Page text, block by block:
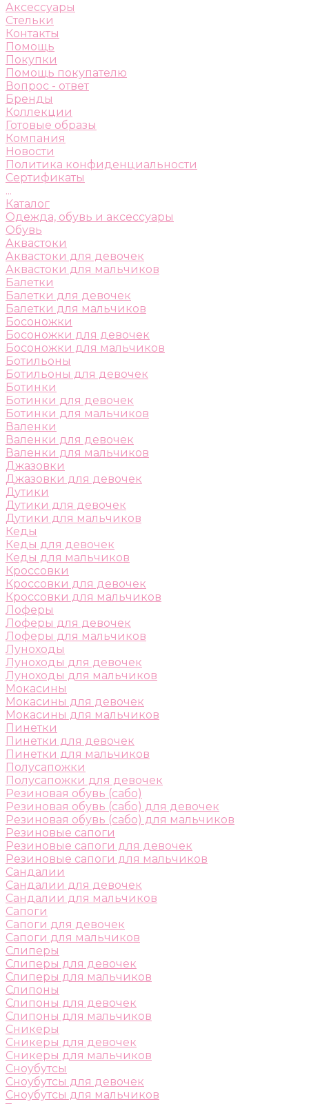
Аксессуары
Стельки
Контакты
Помощь
Покупки
Помощь покупателю
Вопрос - ответ
Бренды
Коллекции
Готовые образы
Компания
Новости
Политика конфиденциальности
Сертификаты
...
Каталог
Одежда, обувь и аксессуары
Обувь
Аквастоки
Аквастоки для девочек
Аквастоки для мальчиков
Балетки
Балетки для девочек
Балетки для мальчиков
Босоножки
Босоножки для девочек
Босоножки для мальчиков
Ботильоны
Ботильоны для девочек
Ботинки
Ботинки для девочек
Ботинки для мальчиков
Валенки
Валенки для девочек
Валенки для мальчиков
Джазовки
Джазовки для девочек
Дутики
Дутики для девочек
Дутики для мальчиков
Кеды
Кеды для девочек
Кеды для мальчиков
Кроссовки
Кроссовки для девочек
Кроссовки для мальчиков
Лоферы
Лоферы для девочек
Лоферы для мальчиков
Луноходы
Луноходы для девочек
Луноходы для мальчиков
Мокасины
Мокасины для девочек
Мокасины для мальчиков
Пинетки
Пинетки для девочек
Пинетки для мальчиков
Полусапожки
Полусапожки для девочек
Резиновая обувь (сабо)
Резиновая обувь (сабо) для девочек
Резиновая обувь (сабо) для мальчиков
Резиновые сапоги
Резиновые сапоги для девочек
Резиновые сапоги для мальчиков
Сандалии
Сандалии для девочек
Сандалии для мальчиков
Сапоги
Сапоги для девочек
Сапоги для мальчиков
Слиперы
Слиперы для девочек
Слиперы для мальчиков
Слипоны
Слипоны для девочек
Слипоны для мальчиков
Сникеры
Сникеры для девочек
Сникеры для мальчиков
Сноубутсы
Сноубутсы для девочек
Сноубутсы для мальчиков